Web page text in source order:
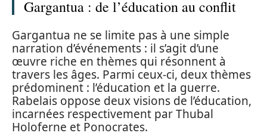
Gargantua : de l’éducation au conflit
Gargantua ne se limite pas à une simple
narration d’événements : il s’agit d’une
œuvre riche en thèmes qui résonnent à
travers les âges. Parmi ceux-ci, deux thèmes
prédominent : l’éducation et la guerre.
Rabelais oppose deux visions de l’éducation,
incarnées respectivement par Thubal
Holoferne et Ponocrates.